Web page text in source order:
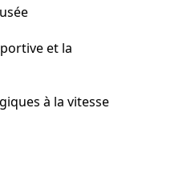
et la
à la vitesse